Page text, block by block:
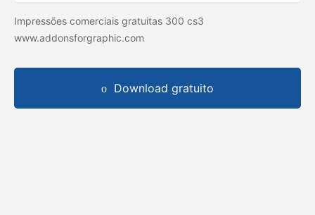
Impressões comerciais gratuitas 300 cs3
www.addonsforgraphic.com
Download gratuito